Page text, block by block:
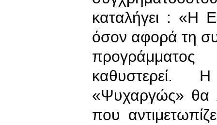
καταλήγει : «Η
όσον αφορά τη
προγράμματος
«Ψυχαργώς» θα
που